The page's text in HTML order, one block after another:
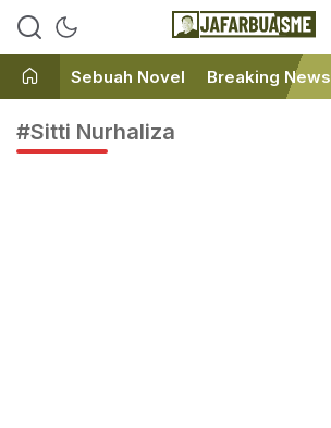
JafarBua
Ini bukan Media Online, Ini
Sebuah Novel Breaking News
#Sitti Nurhaliza